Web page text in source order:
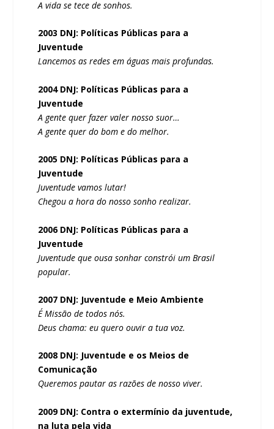
A vida se tece de sonhos.
2003 DNJ: Políticas Públicas para a
Juventude
Lancemos as redes em águas mais profundas.
2004 DNJ: Políticas Públicas para a
Juventude
A gente quer fazer valer nosso suor…
A gente quer do bom e do melhor.
2005 DNJ: Políticas Públicas para a
Juventude
Juventude vamos lutar!
Chegou a hora do nosso sonho realizar.
2006 DNJ: Políticas Públicas para a
Juventude
Juventude que ousa sonhar constrói um Brasil
popular.
2007 DNJ: Juventude e Meio Ambiente
É Missão de todos nós.
Deus chama: eu quero ouvir a tua voz.
2008 DNJ: Juventude e os Meios de
Comunicação
Queremos pautar as razões de nosso viver.
2009 DNJ: Contra o extermínio da juventude,
na luta pela vida